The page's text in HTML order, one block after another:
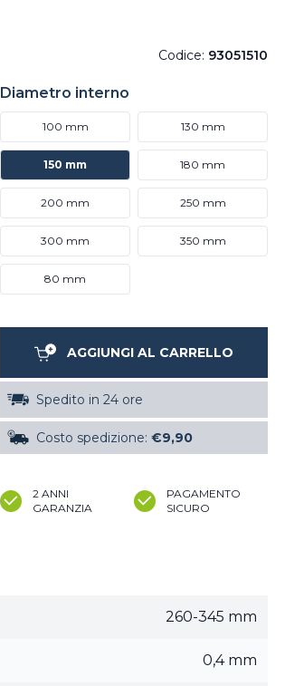
Codice: 93051510
Diametro interno
100 mm 130 mm
150 mm 180 mm
200 mm 250 mm
300 mm 350 mm
80 mm
AGGIUNGI AL CARRELLO
Spedito in 24 ore
Costo spedizione: €9,90
2 ANNI
GARANZIA
PAGAMENTO
SICURO
260-345 mm
0,4 mm